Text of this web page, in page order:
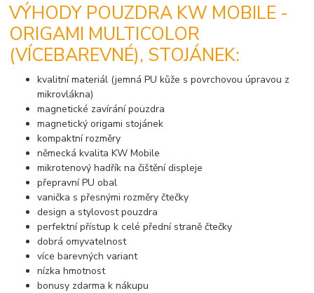
VÝHODY POUZDRA KW MOBILE -
ORIGAMI MULTICOLOR
(VÍCEBAREVNÉ), STOJÁNEK:
kvalitní materiál (jemná PU kůže s povrchovou úpravou z
mikrovlákna)
magnetické zavírání pouzdra
magnetický origami stojánek
kompaktní rozměry
německá kvalita KW Mobile
mikrotenový hadřík na čištění displeje
přepravní PU obal
vanička s přesnými rozměry čtečky
design a stylovost pouzdra
perfektní přístup k celé přední straně čtečky
dobrá omyvatelnost
více barevných variant
nízka hmotnost
bonusy zdarma k nákupu